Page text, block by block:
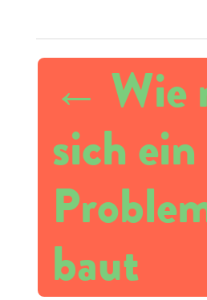
← Wie
sich ein
baut